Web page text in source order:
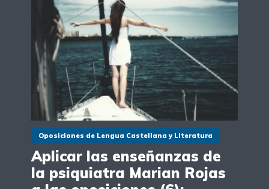
Oposiciones de Lengua Castellana y Literatura
Aplicar las enseñanzas de
la psiquiatra Marian Rojas